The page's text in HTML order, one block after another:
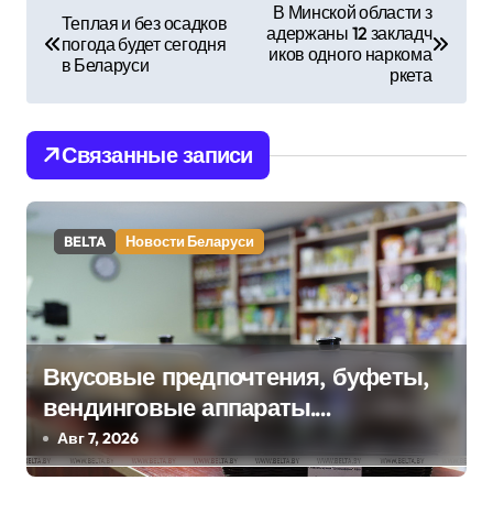
в
и
г
а
ц
и
я
п
о
Теплая и без осадков
погода будет сегодня
в Беларуси
В Минской области з
адержаны 12 закладч
иков одного наркома
ркета
Связанные записи
BELTA Новости Беларуси
Вкусовые предпочтения, буфеты,
вендинговые аппараты.
Минобразования об изменениях в
школьном питании
Авг 7, 2026